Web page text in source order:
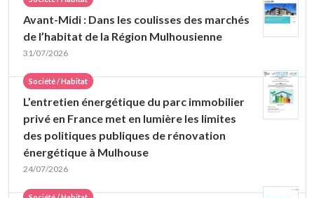
Avant-Midi : Dans les coulisses des marchés
de l’habitat de la Région Mulhousienne
31/07/2026
Société / Habitat
L’entretien énergétique du parc immobilier
privé en France met en lumière les limites
des politiques publiques de rénovation
énergétique à Mulhouse
24/07/2026